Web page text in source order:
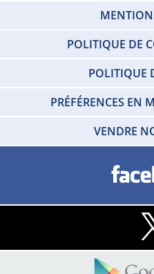
POLITIQUE DE
POLITIQUE
PRÉFÉRENCES EN
VENDRE